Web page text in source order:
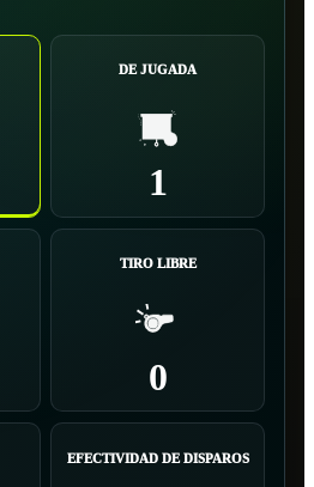
DE JUGADA
1
TIRO LIBRE
0
EFECTIVIDAD DE DISPAROS